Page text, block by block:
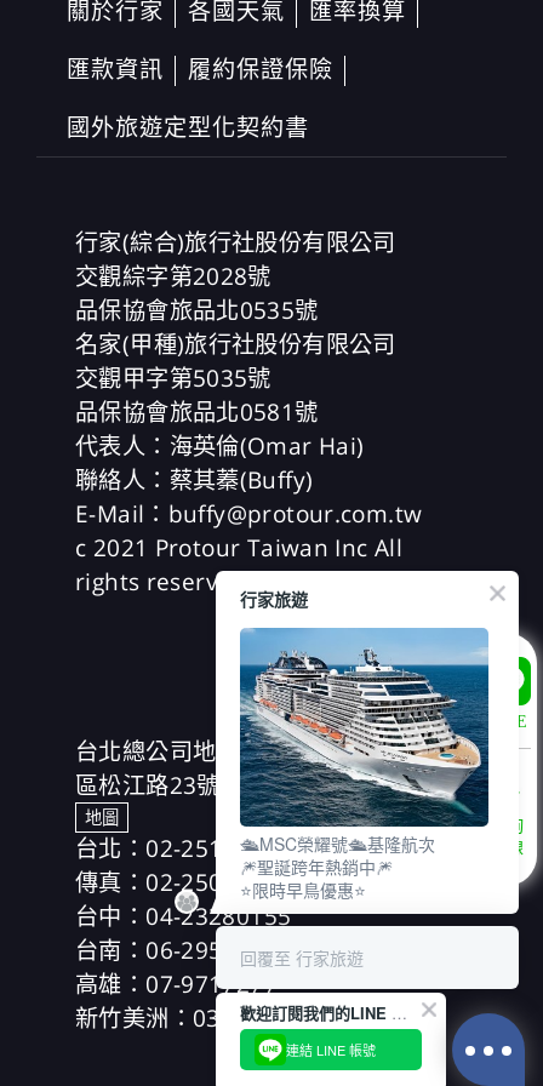
關於行家 各國天氣
匯率換算
匯款資訊
履約保證保險
國外旅遊定型化契約書
行家(綜合)旅行社股份有限公司
交觀綜字第2028號
品保協會旅品北0535號
名家(甲種)旅行社股份有限公司
交觀甲字第5035號
品保協會旅品北0581號
代表人：海英倫(Omar Hai)
聯絡人：蔡其蓁(Buffy)
E-Mail：buffy@protour.com.tw
c 2021 Protour Taiwan Inc All
rights reserved
台北總公司地址：(104)台北市中山
區松江路23號7樓、8樓
地圖
台北：02-25166630
傳真：02-25019918
台中：04-23280155
台南：06-2953606
高雄：07-9717277
新竹美洲：03-5354989
LINE
諮詢
專線
行家旅遊
🛳️MSC榮耀號🛳️基隆航次
🎆聖誕跨年熱銷中🎆
⭐限時早鳥優惠⭐
回覆至 行家旅遊
歡迎訂閱我們的LINE 官方帳號
連結 LINE 帳號